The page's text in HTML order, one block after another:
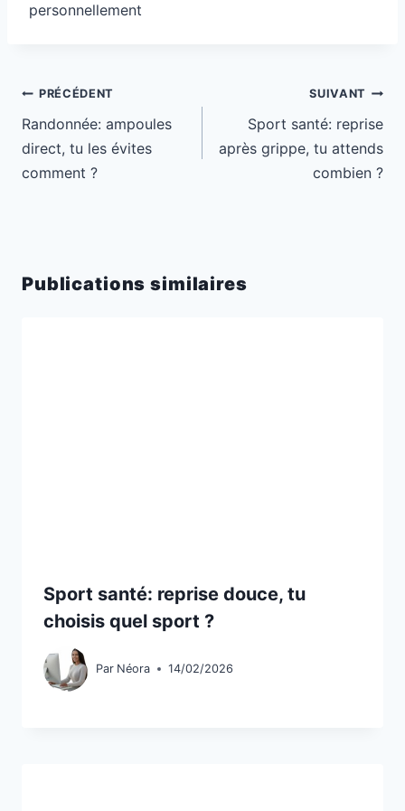
personnellement
Navigation
de
l’article
PRÉCÉDENT
Randonnée: ampoules
direct, tu les évites
comment ?
SUIVANT
Sport santé: reprise
après grippe, tu attends
combien ?
Publications similaires
Sport santé: reprise douce, tu
choisis quel sport ?
Par Néora 14/02/2026